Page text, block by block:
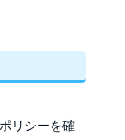
リシーを確